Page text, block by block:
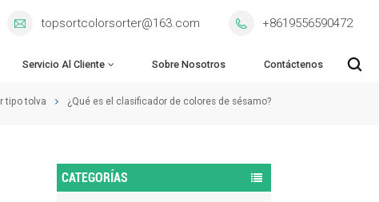
topsortcolorsorter@163.com +8619556590472
Servicio Al Cliente Sobre Nosotros Contáctenos
tipo tolva ¿Qué es el clasificador de colores de sésamo?
CATEGORÍAS